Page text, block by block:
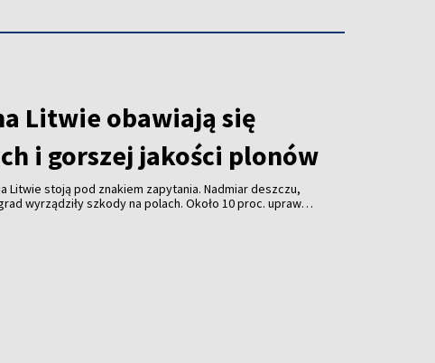
Litwie obawiają się
i gorszej jakości plonów
Litwie stoją pod znakiem zapytania. Nadmiar deszczu,
wyrządziły szkody na polach. Około 10 proc. upraw
jakości plonów.